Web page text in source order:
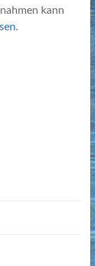
kann
.